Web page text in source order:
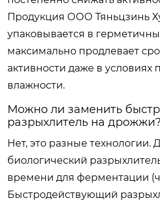
Продукция ООО Тяньцзинь
упаковывается в
максимально продлевает
активности даже в
влажности.
Можно ли заменить
разрыхлитель на дрожжи?
Нет, это разные
биологический
времени для ферментации
Быстродействующий